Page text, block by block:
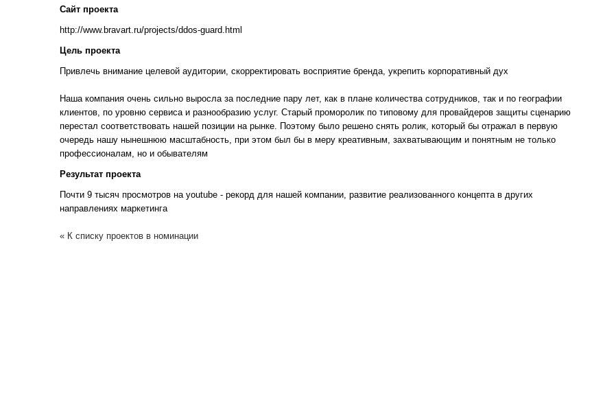
Сайт проекта
http://www.bravart.ru/projects/ddos-guard.html
Цель проекта
Привлечь внимание целевой аудитории, скорректировать восприятие бренда, укрепить корпоративный дух
Наша компания очень сильно выросла за последние пару лет, как в плане количества сотрудников, так и по географии
клиентов, по уровню сервиса и разнообразию услуг. Старый проморолик по типовому для провайдеров защиты сценарию
перестал соответствовать нашей позиции на рынке. Поэтому было решено снять ролик, который бы отражал в первую
очередь нашу нынешнюю масштабность, при этом был бы в меру креативным, захватывающим и понятным не только
профессионалам, но и обывателям
Результат проекта
Почти 9 тысяч просмотров на youtube - рекорд для нашей компании, развитие реализованного концепта в других
направлениях маркетинга
« К списку проектов в номинации